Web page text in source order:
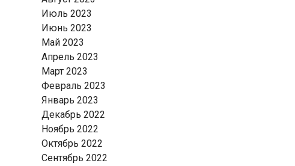
Июль 2023
Июнь 2023
Май 2023
Апрель 2023
Март 2023
Февраль 2023
Январь 2023
Декабрь 2022
Ноябрь 2022
Октябрь 2022
Сентябрь 2022